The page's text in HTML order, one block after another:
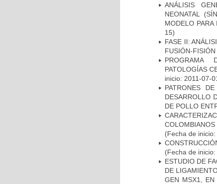
ANÁLISIS
NEONATAL
MODELO
15)
FASE II:
FUSIÓN-
PROGRAMA
PATOLOGÍAS
inicio: 2011-07-
PATRONES
DESARROLLO
DE POLLO
(Fecha de
(Fecha de
ESTUDIO DE
DE
GEN MSX1, EN